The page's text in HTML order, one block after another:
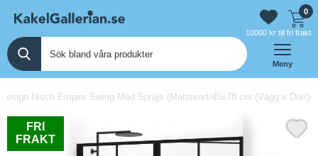
0
10000 kr till fri frakt
Meny
Nisch Empire Swing Med Spröjs (Mattsvart/45x78 cm (Vägg x Dörr)/
FRI
FRAKT